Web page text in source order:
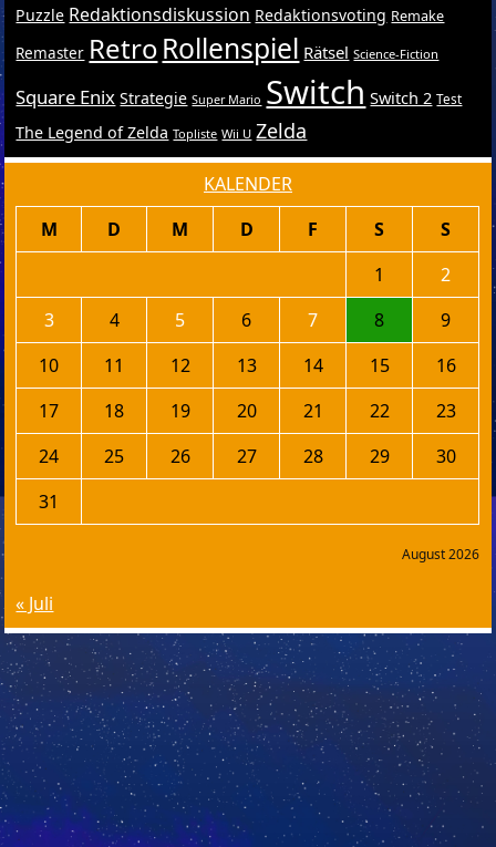
Puzzle Redaktionsdiskussion Redaktionsvoting Remake
Remaster RetroRollenspiel Rätsel Science-Fiction
Square Enix Strategie Super Mario Switch Switch 2 Test
The Legend of Zelda Topliste Wii U Zelda
KALENDER
August 2026
M D M D F S
S
1
2
3
4 5 6 7 8
9
10
11 12 13 14 15
16
17
18 19 20 21 22
23
24
25 26 27 28 29
30
31
« Juli